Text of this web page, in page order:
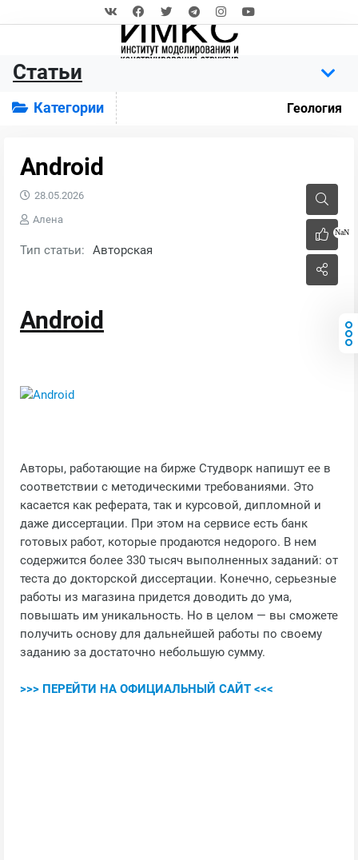
Статьи
Категории Геология
Android
NaN
28.05.2026
Алена
Тип статьи: Авторская
Android
Авторы, работающие на бирже Студворк напишут ее в
соответствии с методическими требованиями. Это
касается как реферата, так и курсовой, дипломной и
даже диссертации. При этом на сервисе есть банк
готовых работ, которые продаются недорого. В нем
содержится более 330 тысяч выполненных заданий: от
теста до докторской диссертации. Конечно, серьезные
работы из магазина придется доводить до ума,
повышать им уникальность. Но в целом — вы сможете
получить основу для дальнейшей работы по своему
заданию за достаточно небольшую сумму.
>>> ПЕРЕЙТИ НА ОФИЦИАЛЬНЫЙ САЙТ <<<